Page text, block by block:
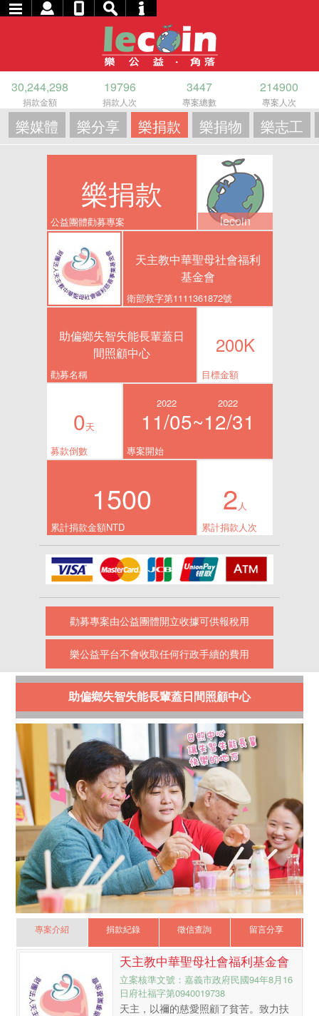
30,244,298
捐款金額
19796
捐款人次
3447
專案總數
214900
專案人次
樂媒體 樂分享 樂捐款 樂捐物 樂志工
樂捐款
公益團體勸募專案 lecoin
天主教中華聖母社會福利
基金會
衛部救字第1111361872號
助偏鄉失智失能長輩蓋日
間照顧中心
勸募名稱
200K
目標金額
0天
募款倒數
2022
11/05~
2022
12/31
專案開始
1500
累計捐款金額NTD
2人
累計捐款人次
勸募專案由公益團體開立收據可供報稅用
樂公益平台不會收取任何行政手續的費用
助偏鄉失智失能長輩蓋日間照顧中心
專案介紹 捐款紀錄 徵信查詢 留言分享
天主教中華聖母社會福利基金會
立案核準文號：嘉義市政府民國94年8月16
日府社福字第0940019738
天主，以禰的慈愛照顧了貧苦。致力扶